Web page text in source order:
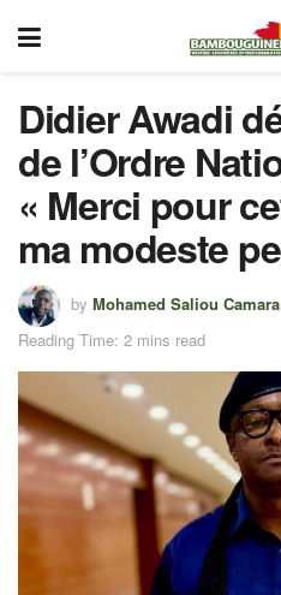
Didier Awadi
de l’Ordre
« Merci pour
ma modeste
by Mohamed Saliou Camara
Reading Time: 2 mins read